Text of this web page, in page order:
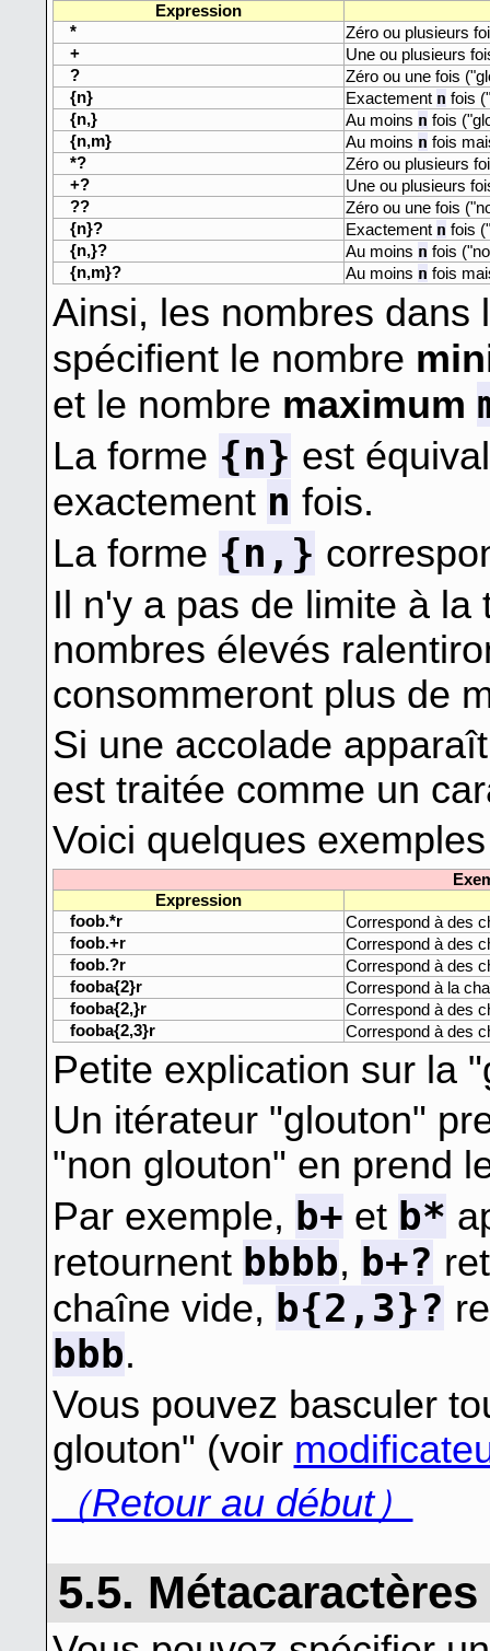
Expression
*
Zéro ou plusieurs
+
Une ou plusieurs
?
Zéro ou une fois
{n}
Exactement n fois
{n,}
Au moins n fois
{n,m}
Au moins n fois
*?
Zéro ou plusieurs
+?
Une ou plusieurs
??
Zéro ou une fois
{n}?
Exactement n fois
{n,}?
Au moins n fois
{n,m}?
Au moins n fois
Ainsi, les nombres
spécifient le nombre
et le nombre maximum
La forme {n} est
exactement n fois.
La forme {n,}
Il n'y a pas de limite à
nombres élevés
consommeront plus de
Si une accolade
est traitée comme un
Voici quelques
Expression
foob.*r
Correspond à des
foob.+r
Correspond à des
foob.?r
Correspond à des
fooba{2}r
Correspond à la
fooba{2,}r
Correspond à des
fooba{2,3}r
Correspond à des
Petite explication sur la
Un itérateur "glouton"
"non glouton" en prend
Par exemple, b+ et b*
retournent bbbb, b+?
chaîne vide, b{2,3}?
bbb.
Vous pouvez basculer
glouton" (voir
（Retour au début）
5.5.